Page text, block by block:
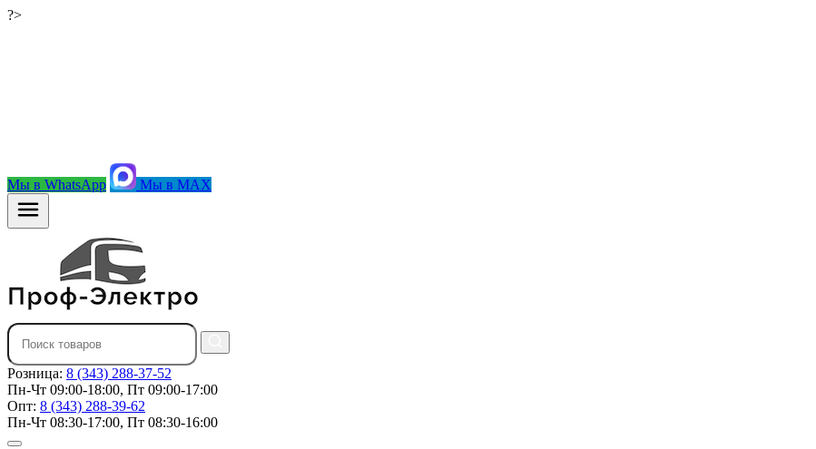
?>
Мы в WhatsApp Мы в MAX
Розница: 8 (343) 288-37-52
Пн-Чт 09:00-18:00, Пт 09:00-17:00
Опт: 8 (343) 288-39-62
Пн-Чт 08:30-17:00, Пт 08:30-16:00